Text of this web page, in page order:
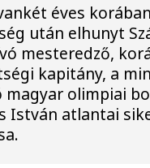
éves
után elhunyt
mesteredző,
kapitány, a
magyar olimpiai
István atlantai